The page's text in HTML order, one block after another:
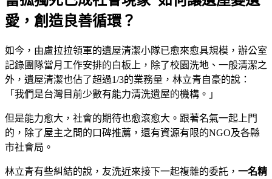
愛，創造良善循環？
如今，由盧拉拉領軍的遺屋清潔小隊已愈來愈具規模，辦公室
記錄團隊當月工作安排的白板上，除了校園洗地、一般清潔之
外，遺屋清潔也佔了超過1/3的業務量，林立青自豪的說：
「我們是台灣目前少數有能力清洗遺屋的機構。」
但是能力愈大，社會的期待也愈滾愈大。跟著名氣一起上門
的，除了屋主之間的口碑推薦，還有資源有限的NGO及各縣
市社會局。
林立青有些糾結的說，友洗近來接下一起複雜的委託， 一名精